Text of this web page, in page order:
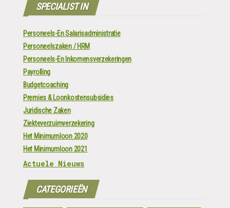
SPECIALIST IN
Personeels-En Salarisadministratie
Personeelszaken / HRM
Personeels-En Inkomensverzekeringen
Payrolling
Budgetcoaching
Premies & Loonkostensubsidies
Juridische Zaken
Ziekteverzuimverzekering
Het Minimumloon 2020
Het Minimumloon 2021
Actuele Nieuws
CATEGORIEËN